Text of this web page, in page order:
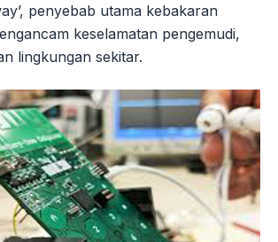
penyebab utama kebakaran
keselamatan pengemudi,
lingkungan sekitar.